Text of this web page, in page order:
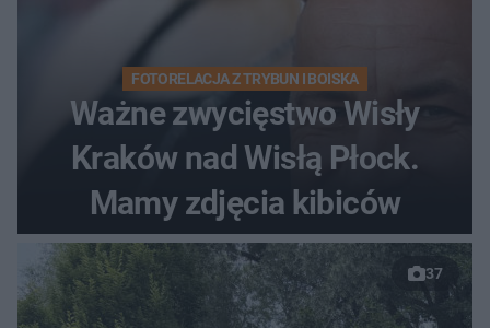
FOTORELACJA Z TRYBUN I BOISKA
Ważne zwycięstwo Wisły
Kraków nad Wisłą Płock.
Mamy zdjęcia kibiców
37